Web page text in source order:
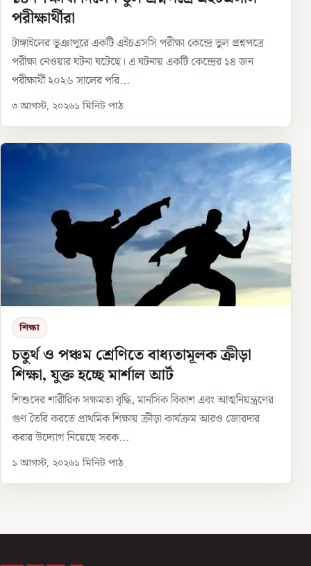
পরীক্ষার্থীরা
টাঙ্গাইলের ভূঞাপুরে একটি এইচএসসি পরীক্ষা কেন্দ্রে ভুল প্রশ্নপত্রে
পরীক্ষা নেওয়ার ঘটনা ঘটেছে। এ ঘটনায় একটি কেন্দ্রের ১৪ জন
পরীক্ষার্থী ২০২৬ সালের পরি...
৩ আগস্ট, ২০২৬১ মিনিট পাঠ
শিক্ষা
চতুর্থ ও পঞ্চম শ্রেণিতে বাধ্যতামূলক ক্রীড়া
শিক্ষা, যুক্ত হচ্ছে মার্শাল আর্ট
শিশুদের শারীরিক সক্ষমতা বৃদ্ধি, মানসিক বিকাশ এবং আত্মনিয়ন্ত্রণের
গুণ তৈরি করতে প্রাথমিক শিক্ষায় ক্রীড়া কার্যক্রম আরও জোরদার
করার উদ্যোগ নিয়েছে সরক...
১ আগস্ট, ২০২৬১ মিনিট পাঠ